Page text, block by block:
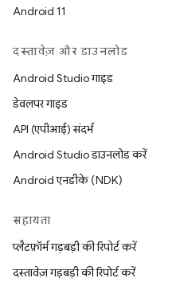
Android 11
दस्तावेज़ और डाउनलोड
Android Studio गाइड
डेवलपर गाइड
API (एपीआई) संदर्भ
Android Studio डाउनलोड करें
Android एनडीके (NDK)
सहायता
प्लैटफ़ॉर्म गड़बड़ी की रिपोर्ट करें
दस्तावेज़ गड़बड़ी की रिपोर्ट करें